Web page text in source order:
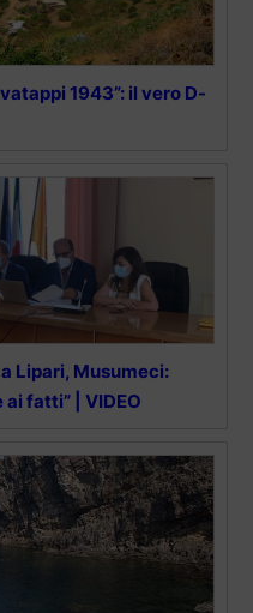
1943”: il vero D-
Lipari, Musumeci:
ai fatti” | VIDEO